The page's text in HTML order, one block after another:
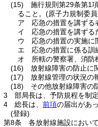
(15)
施行規則第29条第1
ること。 (原子力規制委
ア
応急の措置を講ずる
イ
応急の措置を講ずる
ウ
応急の措置の実施に
エ
応急の措置に係る訓
オ
所轄の警察署、消防
(16)
放射線障害の防止に
(17)
放射線管理の状況の
(18)
その他放射線障害の
3
部局長は、予防規程を制
4
総長は、 前項の届出があ
(登録)
第8条
各放射線施設におい